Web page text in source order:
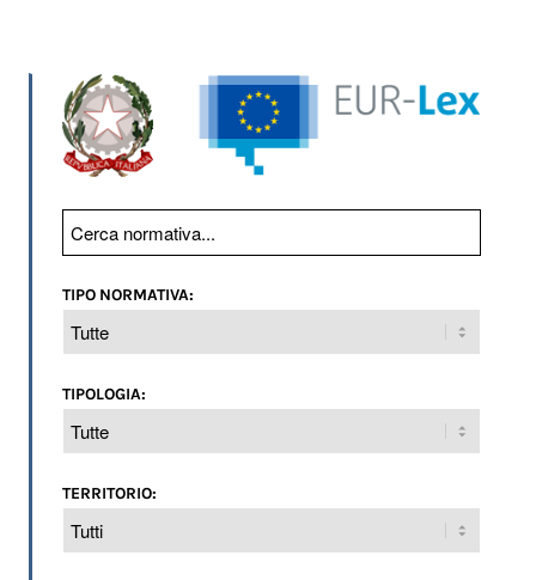
TIPO NORMATIVA:
TIPOLOGIA:
TERRITORIO: